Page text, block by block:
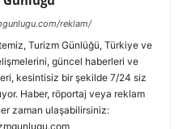
reklam/
Turizm Günlüğü, Türkiye ve
güncel haberleri ve
kesintisiz bir şekilde 7/24 siz
Haber, röportaj veya reklam
zaman ulaşabilirsiniz: